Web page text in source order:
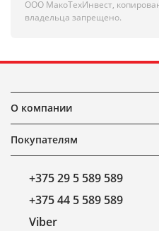
ООО МакоТехИнвест,
владельца запрещено.
О компании
Покупателям
+375 29 5 589 589
+375 44 5 589 589
Viber